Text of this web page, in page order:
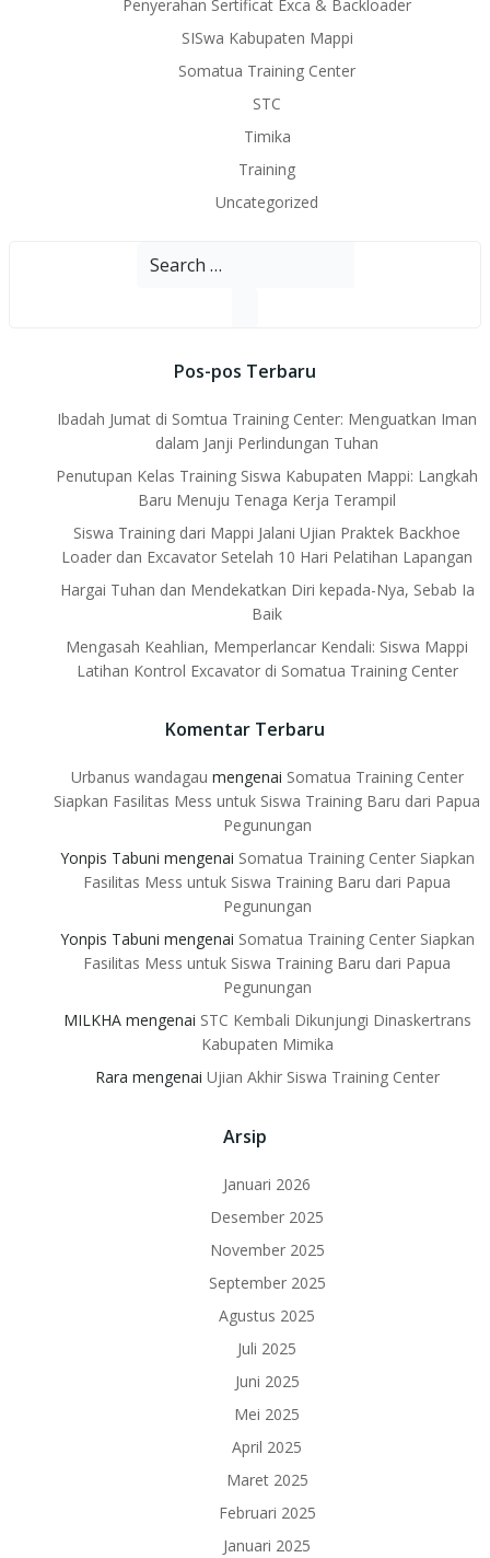
Penyerahan Sertificat Exca & Backloader
SISwa Kabupaten Mappi
Somatua Training Center
STC
Timika
Training
Uncategorized
Search
Pos-pos Terbaru
Ibadah Jumat di Somtua Training Center: Menguatkan Iman
dalam Janji Perlindungan Tuhan
Penutupan Kelas Training Siswa Kabupaten Mappi: Langkah
Baru Menuju Tenaga Kerja Terampil
Siswa Training dari Mappi Jalani Ujian Praktek Backhoe
Loader dan Excavator Setelah 10 Hari Pelatihan Lapangan
Hargai Tuhan dan Mendekatkan Diri kepada-Nya, Sebab Ia
Baik
Mengasah Keahlian, Memperlancar Kendali: Siswa Mappi
Latihan Kontrol Excavator di Somatua Training Center
Komentar Terbaru
Urbanus wandagau mengenai Somatua Training Center
Siapkan Fasilitas Mess untuk Siswa Training Baru dari Papua
Pegunungan
Yonpis Tabuni mengenai Somatua Training Center Siapkan
Fasilitas Mess untuk Siswa Training Baru dari Papua
Pegunungan
Yonpis Tabuni mengenai Somatua Training Center Siapkan
Fasilitas Mess untuk Siswa Training Baru dari Papua
Pegunungan
MILKHAmengenai STC Kembali Dikunjungi Dinaskertrans
Kabupaten Mimika
Rara mengenai Ujian Akhir Siswa Training Center
Arsip
Januari 2026
Desember 2025
November 2025
September 2025
Agustus 2025
Juli 2025
Juni 2025
Mei 2025
April 2025
Maret 2025
Februari 2025
Januari 2025